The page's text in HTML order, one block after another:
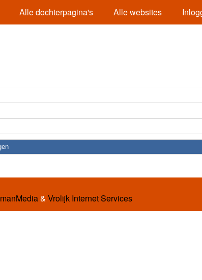
Alle dochterpagina's Alle websites
& Vrolijk Internet Services